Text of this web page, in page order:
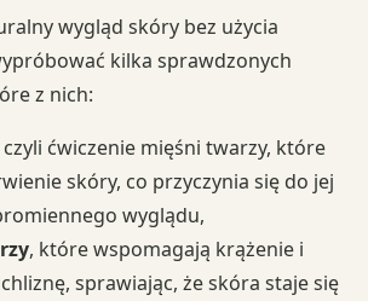
wygląd skóry bez użycia
kilka sprawdzonych
z nich:
czyli ćwiczenie mięśni twarzy, które
skóry, co przyczynia się do jej
wyglądu,
, które wspomagają krążenie i
sprawiając, że skóra staje się